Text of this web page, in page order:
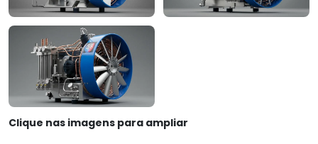
Clique nas imagens para ampliar